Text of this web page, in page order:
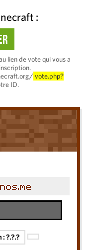
:
lien de vote qui vous a
vote.php?
ID.
:?.?.?